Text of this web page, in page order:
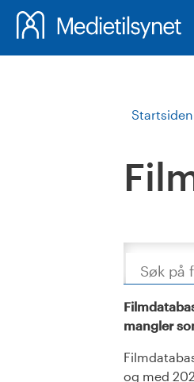
Startsiden
Søk
mangler
og med